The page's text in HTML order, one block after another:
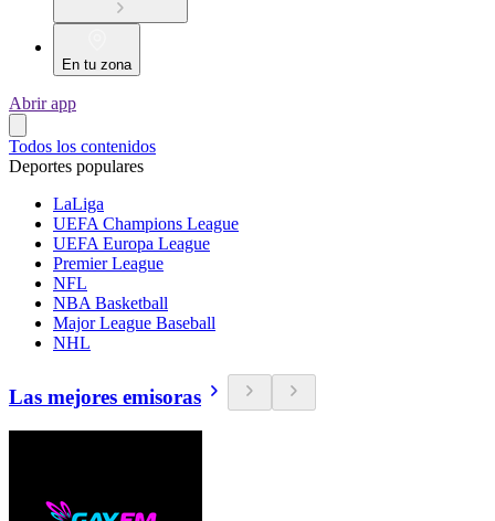
En tu zona
Abrir app
Todos los contenidos
Deportes populares
LaLiga
UEFA Champions League
UEFA Europa League
Premier League
NFL
NBA Basketball
Major League Baseball
NHL
Las mejores emisoras